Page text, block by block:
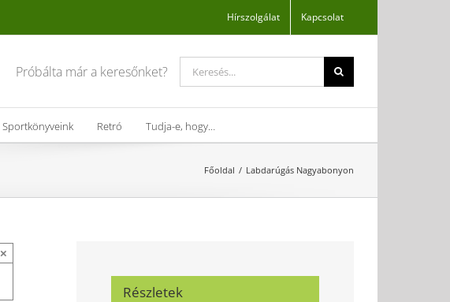
Hírszolgálat Kapcsolat
Próbálta már a keresőnket?
for:
Sportkönyveink Retró Tudja-e, hogy…
Főoldal Labdarúgás Nagyabonyon
×
Részletek